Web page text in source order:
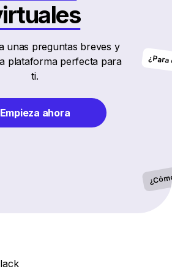
unas preguntas breves y
plataforma perfecta para
ti.
Empieza ahora